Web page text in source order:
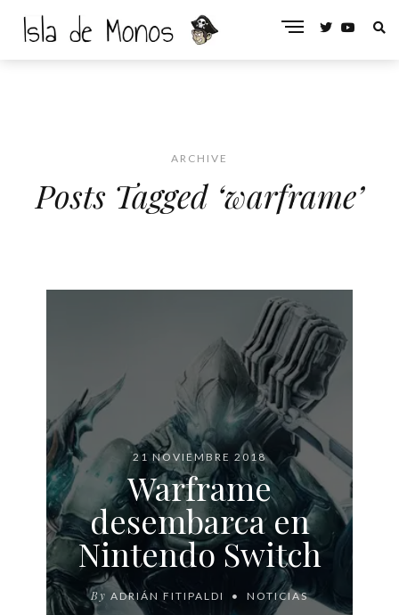
ARCHIVE
Posts Tagged ‘warframe’
21 NOVIEMBRE 2018
Warframe
desembarca en
Nintendo Switch
By ADRIÁN FITIPALDI NOTICIAS